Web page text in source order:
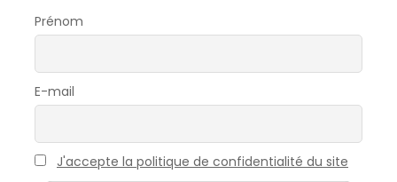
Prénom
E-mail
J'accepte la politique de confidentialité du site